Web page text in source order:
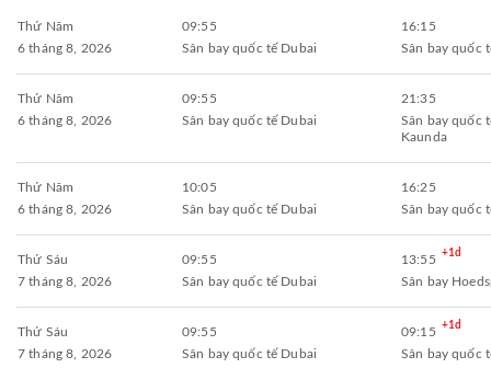
Thứ Năm
6 tháng 8, 2026
09:55
Sân bay quốc tế Dubai
16:15
Sân bay quốc
Thứ Năm
6 tháng 8, 2026
09:55
Sân bay quốc tế Dubai
21:35
Sân bay quốc
Kaunda
Thứ Năm
6 tháng 8, 2026
10:05
Sân bay quốc tế Dubai
16:25
Sân bay quốc
Thứ Sáu
7 tháng 8, 2026
09:55
Sân bay quốc tế Dubai
13:55 +1d
Sân bay
Thứ Sáu
7 tháng 8, 2026
09:55
Sân bay quốc tế Dubai
09:15 +1d
Sân bay quốc